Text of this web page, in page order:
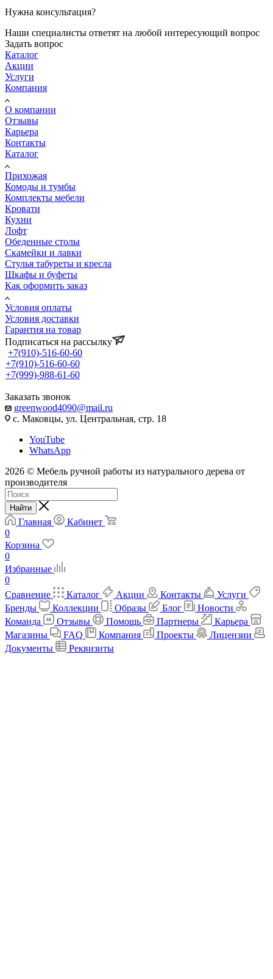
Нужна консультация?
Наши специалисты ответят на любой интересующий вопрос
Задать вопрос
Каталог
Акции
Услуги
Компания
О компании
Отзывы
Карьера
Контакты
Каталог
Прихожая
Комоды и тумбы
Комплекты мебели
Кровати
Кухни
Лофт
Обеденные столы
Скамейки и лавки
Стулья табуреты и кресла
Шкафы и буфеты
Как оформить заказ
Условия оплаты
Условия доставки
Гарантия на товар
Подписаться на рассылку
+7(910)-516-60-60
+7(910)-516-60-60
+7(999)-988-61-60
Заказать звонок
greenwood4090@mail.ru
с. Маковцы, ул. Центральная, стр. 18
YouTube
WhatsApp
2026 © Мебель ручной работы из натурального дерева от
производителя
Найти
Главная
Кабинет
0
Корзина
0
Избранные
0
Сравнение
Каталог Акции Контакты
Услуги
Бренды
Коллекции Образы Блог
Новости
Команда
Отзывы Помощь Партнеры
Карьера
Магазины
FAQ Компания Проекты
Лицензии
Документы
Реквизиты